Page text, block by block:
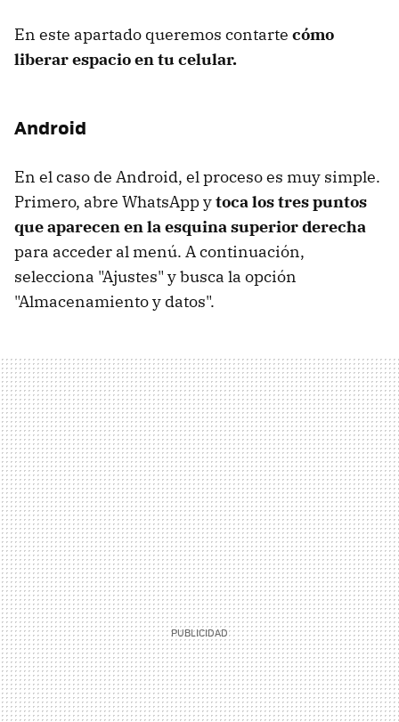
En este apartado queremos contarte cómo
liberar espacio en tu celular.
Android
En el caso de Android, el proceso es muy simple.
Primero, abre WhatsApp ytoca los tres puntos
que aparecen en la esquina superior derecha
para acceder al menú. A continuación,
selecciona "Ajustes" y busca la opción
"Almacenamiento y datos".